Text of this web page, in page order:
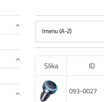
Imenu (A-Z)
Slika ID
093-0027